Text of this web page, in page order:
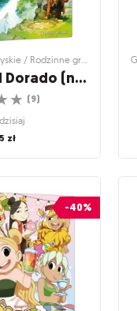
Wyprawa do El Dorado (nowa edycja)
☆ (9)
zł
El Dorado
miasto
☆ (9)
,95zł
-40%